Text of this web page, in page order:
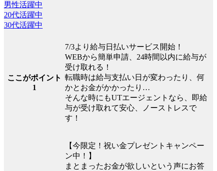
男性活躍中
20代活躍中
30代活躍中
ここがポイント
1
7/3より給与日払いサービス開始！
WEBから簡単申請、24時間以内に給与が
受け取れる！
転職時は給与支払い日が変わったり、何
かとお金がかかったり…
そんな時にもUTエージェントなら、即給
与が受け取れて安心、ノーストレスで
す！
【今限定！祝い金プレゼントキャンペー
ン中！】
まとまったお金が欲しいという声にお答